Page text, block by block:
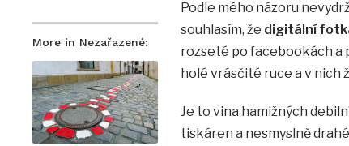
More in Nezařazené:
Podle mého názoru
souhlasím, že digitální
rozseté po facebookách a
holé vrásčité ruce a v nich
Je to vina hamižných
tiskáren a nesmyslně